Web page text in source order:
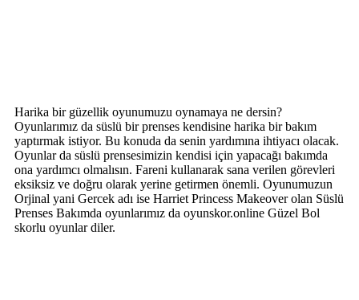
Harika bir güzellik oyunumuzu oynamaya ne dersin?
Oyunlarımız da süslü bir prenses kendisine harika bir bakım
yaptırmak istiyor. Bu konuda da senin yardımına ihtiyacı olacak.
Oyunlar da süslü prensesimizin kendisi için yapacağı bakımda
ona yardımcı olmalısın. Fareni kullanarak sana verilen görevleri
eksiksiz ve doğru olarak yerine getirmen önemli. Oyunumuzun
Orjinal yani Gercek adı ise Harriet Princess Makeover olan Süslü
Prenses Bakımda oyunlarımız da oyunskor.online Güzel Bol
skorlu oyunlar diler.